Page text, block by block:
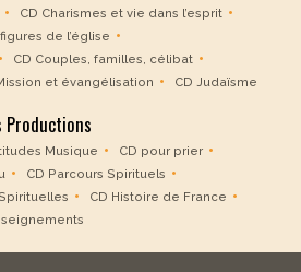
CD Charismes et vie dans l’esprit
de l’église
CD Couples, familles, célibat
et évangélisation CD Judaïsme
Productions
Musique
CD pour prier
CD Parcours Spirituels
CD Histoire de France